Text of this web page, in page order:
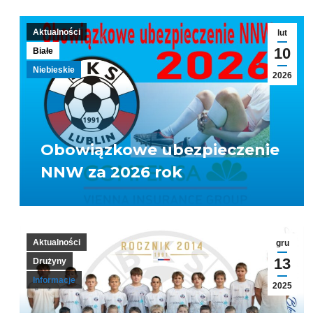
lut
10
2026
Aktualności
Białe
Niebieskie
Obowiązkowe ubezpieczenie
NNW za 2026 rok
gru
13
2025
Aktualności
Drużyny
Informacje